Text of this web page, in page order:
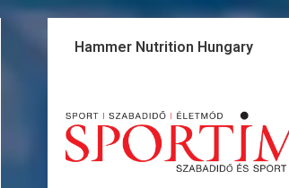
Skip
Hammer Nutrition Hungary